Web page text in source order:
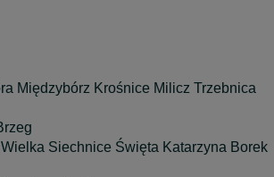
Międzybórz Krośnice Milicz Trzebnica
Wielka Siechnice Święta Katarzyna Borek